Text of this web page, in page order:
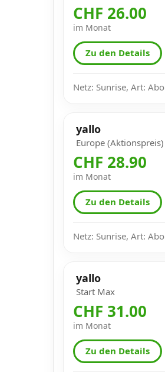
CHF 26.00
im Monat
Zu den Details
Netz: Sunrise, Art: Abo
yallo
Europe (Aktionspreis)
CHF 28.90
im Monat
Zu den Details
Netz: Sunrise, Art: Abo
yallo
Start Max
CHF 31.00
im Monat
Zu den Details